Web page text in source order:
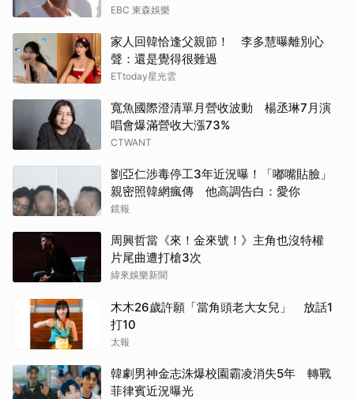
EBC 東森娛樂
家人回韓恰逢父親節！ 李多慧曝離別心
聲：還是覺得很難過
ETtoday星光雲
寬魚國際澄清單月營收波動 楊丞琳7月演
唱會爆滿營收大漲73%
CTWANT
劉亞仁涉毒停工3年近況曝！「嘟嘴貼臉」
親密照韓網瘋傳 他高調告白：愛你
鏡報
周興哲當《來！金來號！》主角也沒特權
片尾曲遭打槍3次
緯來娛樂新聞
木木26歲許願「當角頭老大女兒」 放話1
打10
太報
韓劇男神金志洙爆校園霸凌消失5年 轉戰
菲律賓近況曝光